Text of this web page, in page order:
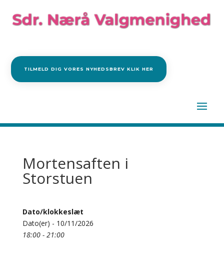
TILMELD DIG VORES NYHEDSBREV KLIK HER
Mortensaften i
Storstuen
Dato/klokkeslæt
Dato(er) - 10/11/2026
18:00 - 21:00